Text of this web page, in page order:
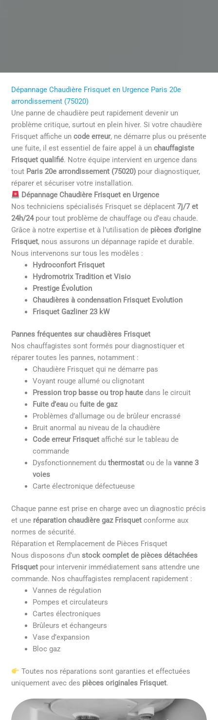
Dépannage Chaudière Frisquet en Urgence Paris 20e
arrondissement (75020)
Une panne de chaudière peut rapidement devenir un
problème critique, surtout en plein hiver. Si votre chaudière
Frisquet affiche uncode erreur, ne démarre plus ou présente
une fuite, il est essentiel de faire appel à unchauffagiste
Frisquet qualifié. Notre équipe intervient en urgence dans
tout Paris 20e arrondissement (75020) pour diagnostiquer,
réparer et sécuriser votre installation.
Dépannage Chaudière Frisquet en Urgence
Nos techniciens spécialisés Frisquet se déplacent7j/7 et
24h/24pour tout problème de chauffage ou d’eau chaude.
Grâce à notre expertise et à l’utilisation de pièces d’origine
Frisquet, nous assurons un dépannage rapide et durable.
Nous intervenons sur tous les modèles :
Hydroconfort Frisquet
Hydromotrix Tradition et Visio
Prestige Évolution
Chaudières à condensation Frisquet Evolution
Frisquet Gazliner 23 kW
Pannes fréquentes sur chaudières Frisquet
Nos chauffagistes sont formés pour diagnostiquer et
réparer toutes les pannes, notamment :
Chaudière Frisquet qui ne démarre pas
Voyant rouge allumé ou clignotant
Pression trop basse ou trop haute dans le circuit
Fuite d’eau oufuite de gaz
Problèmes d’allumage ou de brûleur encrassé
Bruit anormal au niveau de la chaudière
Code erreur Frisquet affiché sur le tableau de
commande
Dysfonctionnement duthermostat ou de lavanne 3
voies
Carte électronique défectueuse
Chaque panne est prise en charge avec un diagnostic précis
et une réparation chaudière gaz Frisquet conforme aux
normes de sécurité.
Réparation et Remplacement de Pièces Frisquet
Nous disposons d’unstock complet de pièces détachées
Frisquet pour intervenir immédiatement sans attendre une
commande. Nos chauffagistes remplacent rapidement :
Vannes de régulation
Pompes et circulateurs
Cartes électroniques
Brûleurs et échangeurs
Vase d’expansion
Bloc gaz
Toutes nos réparations sont garanties et effectuées
uniquement avec des pièces originales Frisquet.